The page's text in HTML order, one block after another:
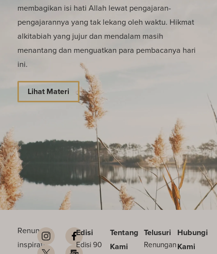
membagikan isi hati Allah lewat pengajaran-
pengajarannya yang tak lekang oleh waktu. Hikmat
alkitabiah yang jujur dan mendalam masih
menantang dan menguatkan para pembacanya hari
ini.
Lihat Materi
Renungan
inspiratif
Edisi
Edisi 90
Tentang
Kami
Telusuri
Renungan
Hubungi
Kami